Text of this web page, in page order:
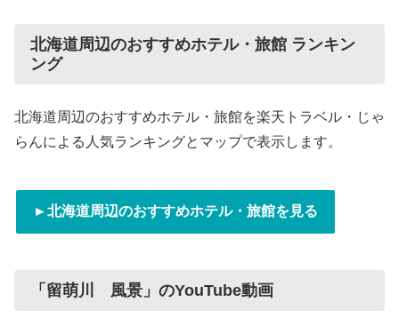
北海道周辺のおすすめホテル・旅館 ランキン
ング
北海道周辺のおすすめホテル・旅館を楽天トラベル・じゃ
らんによる人気ランキングとマップで表示します。
►北海道周辺のおすすめホテル・旅館を見る
「留萌川 風景」のYouTube動画